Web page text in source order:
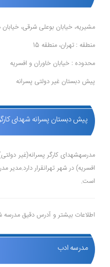
مشیریه، خیابان بوعلی شرقی،
منطقه : تهران، منطقه 15
محدوده : خیابان خاوران و افسریه
پیش دبستان غیر دولتی پسرانه
پیش دبستان پسرانه شهدای
افسریه) در شهر تهرانقرار
است.
اطلاعات بیشتر و آدرس دقیق مدرسه
مدرسه ادب